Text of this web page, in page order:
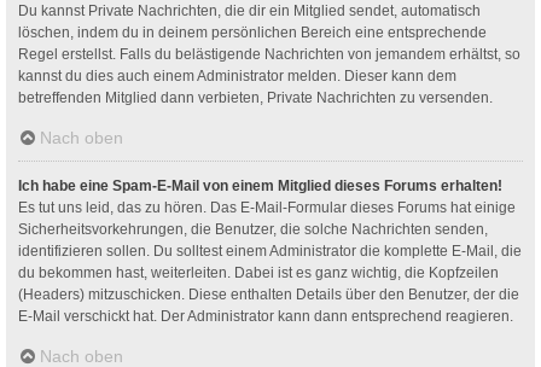
Du kannst Private Nachrichten, die dir ein Mitglied sendet, automatisch
löschen, indem du in deinem persönlichen Bereich eine entsprechende
Regel erstellst. Falls du belästigende Nachrichten von jemandem erhältst, so
kannst du dies auch einem Administrator melden. Dieser kann dem
betreffenden Mitglied dann verbieten, Private Nachrichten zu versenden.
Nach oben
Ich habe eine Spam-E-Mail von einem Mitglied dieses Forums erhalten!
Es tut uns leid, das zu hören. Das E-Mail-Formular dieses Forums hat einige
Sicherheitsvorkehrungen, die Benutzer, die solche Nachrichten senden,
identifizieren sollen. Du solltest einem Administrator die komplette E-Mail, die
du bekommen hast, weiterleiten. Dabei ist es ganz wichtig, die Kopfzeilen
(Headers) mitzuschicken. Diese enthalten Details über den Benutzer, der die
E-Mail verschickt hat. Der Administrator kann dann entsprechend reagieren.
Nach oben